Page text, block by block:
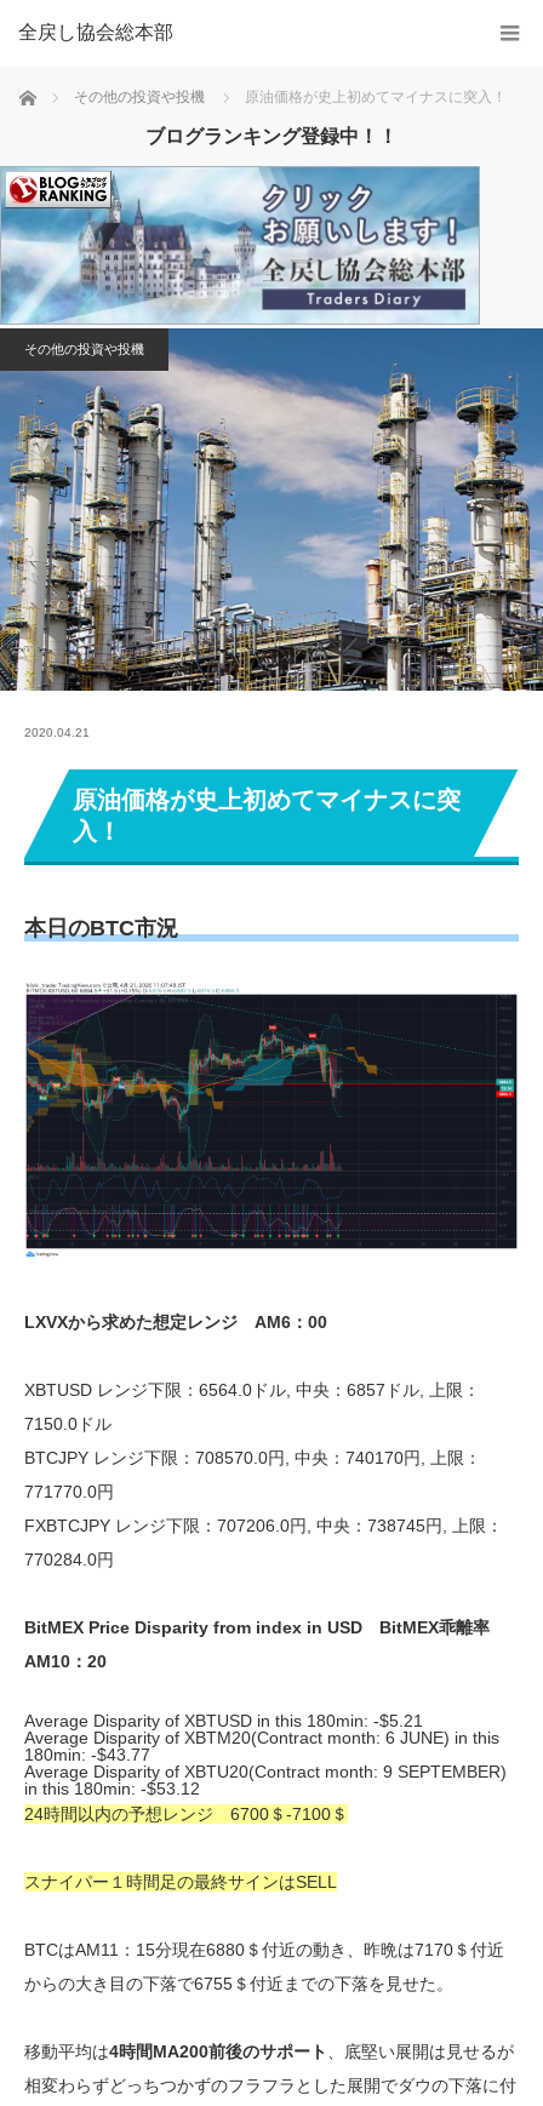
全戻し協会総本部
Home その他の投資や投機 原油価格が史上初めてマイナスに突入！
ブログランキング登録中！！
その他の投資や投機
2020.04.21
原油価格が史上初めてマイナスに突
入！
本日のBTC市況
LXVXから求めた想定レンジ AM6：00
XBTUSD レンジ下限：6564.0ドル, 中央：6857ドル, 上限：
7150.0ドル
BTCJPY レンジ下限：708570.0円, 中央：740170円, 上限：
771770.0円
FXBTCJPY レンジ下限：707206.0円, 中央：738745円, 上限：
770284.0円
BitMEX Price Disparity from index in USD BitMEX乖離率
AM10：20
Average Disparity of XBTUSD in this 180min: -$5.21
Average Disparity of XBTM20(Contract month: 6 JUNE) in this
180min: -$43.77
Average Disparity of XBTU20(Contract month: 9 SEPTEMBER)
in this 180min: -$53.12
24時間以内の予想レンジ 6700＄-7100＄
スナイパー１時間足の最終サインはSELL
BTCはAM11：15分現在6880＄付近の動き、昨晩は7170＄付近
からの大き目の下落で6755＄付近までの下落を見せた。
移動平均は4時間MA200前後のサポート
、底堅い展開は見せるが
相変わらずどっちつかずのフラフラとした展開でダウの下落に付